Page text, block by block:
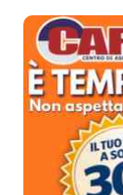
La Pressa